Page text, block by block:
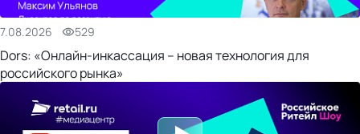
7.08.2026 529
Dors: «Онлайн-инкассация – новая технология для
российского рынка»